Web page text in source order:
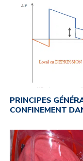
PRINCIPES
CONFINEMENT